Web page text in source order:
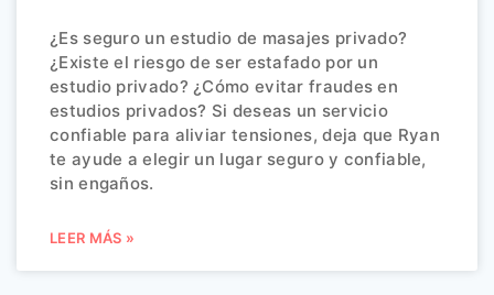
¿Es seguro un estudio de masajes privado?
¿Existe el riesgo de ser estafado por un
estudio privado? ¿Cómo evitar fraudes en
estudios privados? Si deseas un servicio
confiable para aliviar tensiones, deja que Ryan
te ayude a elegir un lugar seguro y confiable,
sin engaños.
LEER MÁS »